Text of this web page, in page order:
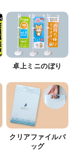
卓上ミニのぼり
クリアファイルバ
ッグ